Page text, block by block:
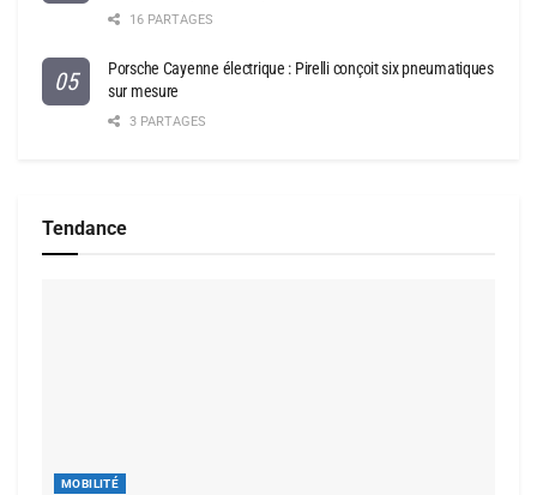
16 PARTAGES
Porsche Cayenne électrique : Pirelli conçoit six pneumatiques
sur mesure
3 PARTAGES
Tendance
MOBILITÉ